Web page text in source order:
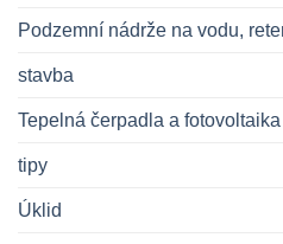
Podzemní nádrže na vodu,
stavba
Tepelná čerpadla a fotovoltaika
tipy
Úklid